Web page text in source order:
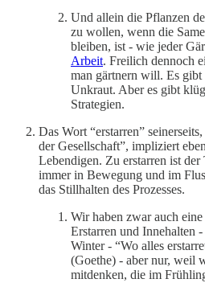
Und allein die Pflanzen
zu wollen, wenn die
bleiben, ist - wie jeder
Arbeit. Freilich dennoch
man gärtnern will. Es gibt
Unkraut. Aber es gibt
Strategien.
Das Wort “erstarren”
der Gesellschaft”, impliziert
Lebendigen. Zu erstarren ist
immer in Bewegung und im
das Stillhalten des Prozesses.
Wir haben zwar auch
Erstarren und Innehalten
Winter - “Wo alles
(Goethe) - aber nur, weil
mitdenken, die im